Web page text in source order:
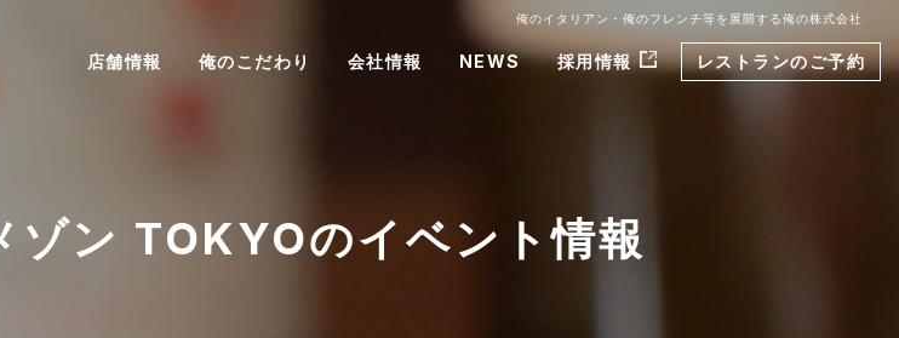
俺のイタリアン・俺のフレンチ等を展開する俺の株式会社
店舗情報 俺のこだわり 会社情報 NEWS 採用情報 レストランのご予約
ン TOKYOのイベント情報